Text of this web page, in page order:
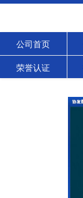
公司首页
荣誉认证